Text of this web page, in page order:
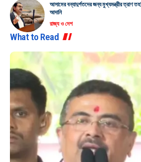
আসামের বন্যাদুর্গতদের জন্য মুখ্যমন্ত্রীর ত্রাণ
আদানি
রাজ্য ও দেশ
What to Read